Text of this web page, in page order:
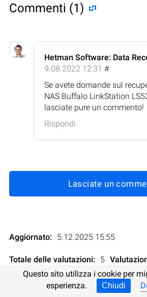
Commenti (1)
Hetman Software: Data
9.08.2022 12:31 #
Se avete domande sul
NAS Buffalo LinkStation
lasciate pure un commento!
Rispondi
Lasciate un
Aggiornato: 5.12.2025 15:55
Totale delle valutazioni: 5
Questo sito utilizza i cookie per
esperienza.
Chiudi